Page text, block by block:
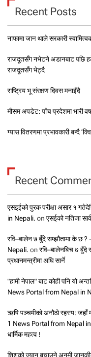
Recent Posts
नाफामा जान थाले सरकारी
राजदूतसँग नभेटने अडानबाट पछि हटे
राजदूतसँग भेट्दै
राष्ट्रिय भू संरक्षण दिवस मनाइँदै
मौसम अपडेट: पाँच प्रदेशमा भारी
ग्यास वितरणमा प्रभावकारी बन्दै
Recent
एसइईको पुरक परीक्षा असार १
in Nepali. on एसईको नतिजा
रवि–बालेन ७ बुँदे सम्झौतामा के
Nepali. on रवि–बालेनबिच ७ बुँदे
प्रधानमन्त्रीमा अघि सार्ने
"हामी नेपाल" बाट कोही पनि यो
News Portal from Nepal in
ऋषि पञ्चमीको अनौठो रहस्य: जहाँ
1 News Portal from Nepal
धार्मिक महत्व !
शिशुको ज्यान बचाउने अनमी